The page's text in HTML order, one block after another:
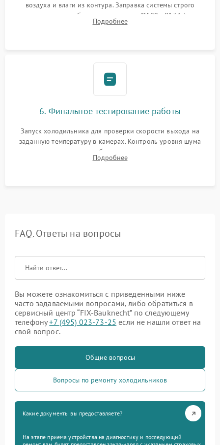
воздуха и влаги из контура. Заправка системы строго
дозированным объемом хладагента (R600a, R134a) по
электронным весам. Контроль рабочего давления в системе.
Подробнее
6. Финальное тестирование работы
Запуск холодильника для проверки скорости выхода на
заданную температуру в камерах. Контроль уровня шума
компрессора, отсутствия обмерзания стенок и корректного
срабатывания системы автоматической оттайки.
Подробнее
FAQ. Ответы на вопросы
Вы можете ознакомиться с приведенными ниже
часто задаваемыми вопросами, либо обратиться в
сервисный центр “FIX-Bauknecht” по следующему
телефону+7 (495) 023-73-25 если не нашли ответ на
свой вопрос.
Общие вопросы
Вопросы по ремонту холодильников
Какие документы вы предоставляете?
На этапе приема устройства на диагностику и последующий